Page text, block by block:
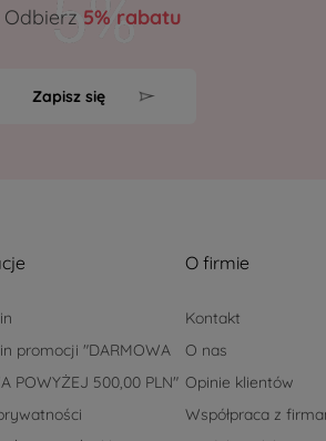
Odbierz 5% rabatu
Zapisz się
promocji "DARMOWA
POWYŻEJ 500,00 PLN"
O firmie
Kontakt
O nas
Opinie klientów
Współpraca z